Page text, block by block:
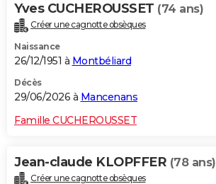
Alimentation
Guide de la santé
Maladies
Médicaments
Sommeil
VOYAGE
Destinations
City break
Voyage nature
Voyage de noces
Forum
Climat
+PHOTO
GUIDES D'ACHAT
Carte de Noël
Carte Bonne année
Carte Saint-Valentin
Carte Pâques
Carte d'anniversaire
DICTIONNAIRE
Yves CUCHEROUSSET (74 ans)
Créer une cagnotte obsèques
Naissance
26/12/1951 à Montbéliard
Décès
29/06/2026 à Mancenans
Famille CUCHEROUSSET
Jean-claude KLOPFFER (78 ans)
Créer une cagnotte obsèques